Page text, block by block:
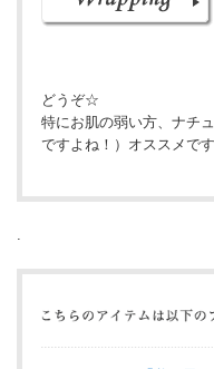
どうぞ☆
特にお肌の弱い方、ナチ
ですよね！）オススメで
.